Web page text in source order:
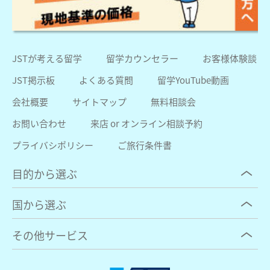
JSTが考える留学 留学カウンセラー
お客様体験談
JST掲示板
よくある質問
留学YouTube動画
会社概要
サイトマップ
無料相談会
お問い合わせ
来店 or オンライン相談予約
プライバシポリシー
ご旅行条件書
目的から選ぶ
国から選ぶ
その他サービス